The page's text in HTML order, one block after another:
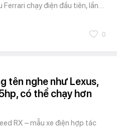
Ferrari chạy điện đầu tiên, lần…
0
tên nghe như Lexus,
có thể chạy hơn
RX – mẫu xe điện hợp tác